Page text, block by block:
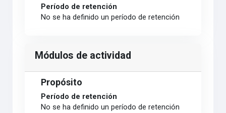
Período de retención
No se ha definido un período de retención
Módulos de actividad
Propósito
Período de retención
No se ha definido un período de retención